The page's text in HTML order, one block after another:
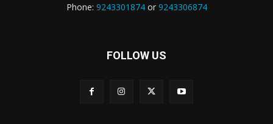
Phone: 9243301874or 9243306874
FOLLOW US